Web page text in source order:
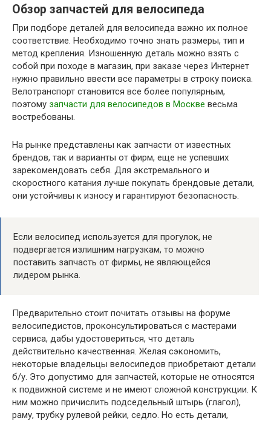
Обзор запчастей для велосипеда
При подборе деталей для велосипеда важно их полное
соответствие. Необходимо точно знать размеры, тип и
метод крепления. Изношенную деталь можно взять с
собой при походе в магазин, при заказе через Интернет
нужно правильно ввести все параметры в строку поиска.
Велотранспорт становится все более популярным,
поэтому запчасти для велосипедов в Москве весьма
востребованы.
На рынке представлены как запчасти от известных
брендов, так и варианты от фирм, еще не успевших
зарекомендовать себя. Для экстремального и
скоростного катания лучше покупать брендовые детали,
они устойчивы к износу и гарантируют безопасность.
Если велосипед используется для прогулок, не
подвергается излишним нагрузкам, то можно
поставить запчасть от фирмы, не являющейся
лидером рынка.
Предварительно стоит почитать отзывы на форуме
велосипедистов, проконсультироваться с мастерами
сервиса, дабы удостовериться, что деталь
действительно качественная. Желая сэкономить,
некоторые владельцы велосипедов приобретают детали
б/у. Это допустимо для запчастей, которые не относятся
к подвижной системе и не имеют сложной конструкции. К
ним можно причислить подседельный штырь (глагол),
раму, трубку рулевой рейки, седло. Но есть детали,